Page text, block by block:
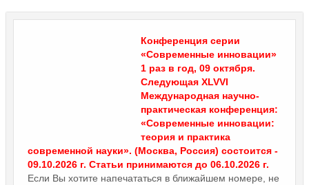
Конференция серии
«Современные инновации»
1 раз в год, 09 октября.
Следующая XLVVI
Международная научно-
практическая конференция:
«Современные инновации:
теория и практика
современной науки». (Москва, Россия) состоится -
09.10.2026 г. Статьи принимаются до 06.10.2026 г.
Если Вы хотите напечататься в ближайшем номере, не